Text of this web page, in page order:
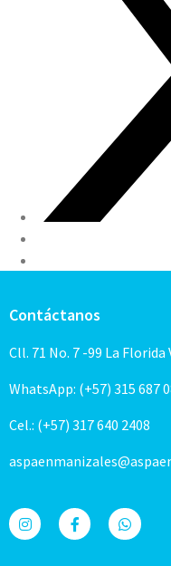
Contáctanos
Cll. 71 No. 7 -99 La
WhatsApp: (+57) 315 687
Cel.: (+57) 317 640 2408